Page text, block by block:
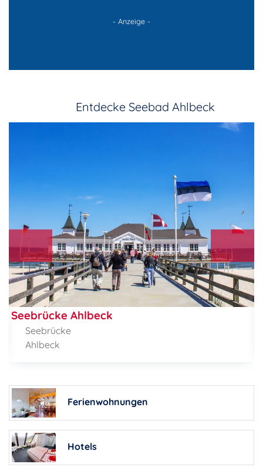
- Anzeige -
Entdecke Seebad Ahlbeck
Seebrücke Ahlbeck
Seebrücke
Ahlbeck
Ferienwohnungen
Hotels